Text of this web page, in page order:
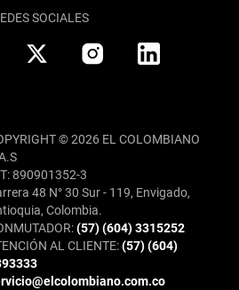
SOCIALES
© 2026 EL COLOMBIANO
890901352-3
48 N° 30 Sur - 119, Envigado,
Colombia.
(57) (604) 3315252
AL CLIENTE:(57) (604)